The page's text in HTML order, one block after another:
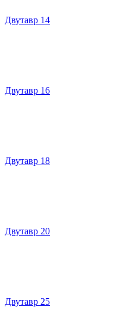
Двутавр 14
Двутавр 16
Двутавр 18
Двутавр 20
Двутавр 25